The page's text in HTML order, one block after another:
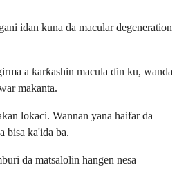
idan kuna da macular degeneration
a ƙarƙashin macula ɗin ku, wanda
makanta.
lokaci. Wannan yana haifar da
bisa ka'ida ba.
da matsalolin hangen nesa